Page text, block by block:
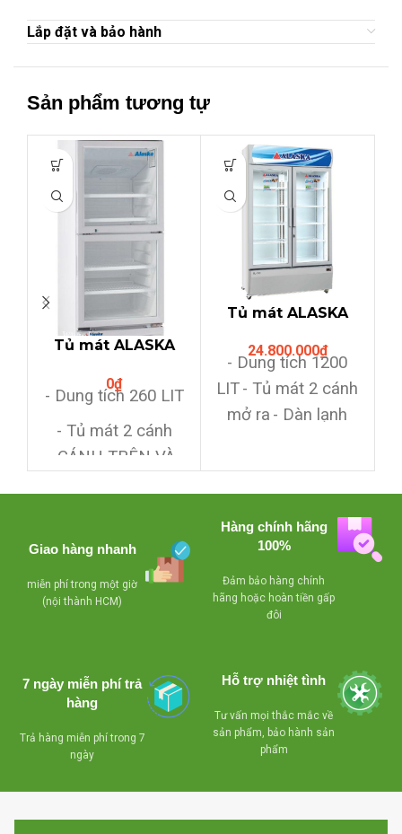
Lắp đặt và bảo hành
Sản phẩm tương tự
Tủ mát ALASKA
(260Lit,2 cánh
TRÊN DƯỚI)
0₫
- Dung tích 260 LIT
- Tủ mát 2 cánh
,CÁNH TRÊN VÀ
- Có quạt đảo hơi
lạnh,có khoá,dùng
giải nhiệt bằng
số lượng nhiều
Tủ mát ALASKA
LIT,ống đồng,Hiển
thị nhiệt độ
24.800.000₫
- Dung tích 1200
LIT- Tủ mát 2 cánh
mở ra - Dàn lạnh
bền,cao cấp tiết
kiệm điện- Có quạt
đảo hơi lạnh,có
khoá,dùng giải nhiệt
bằng block để sưởi
kiếng
Giao hàng nhanh
miễn phí trong một giờ
(nội thành HCM)
Hàng chính hãng
100%
Đảm bảo hàng chính
hãng hoặc hoàn tiền gấp
đôi
7 ngày miễn phí trả
hàng
Trả hàng miễn phí trong 7
ngày
Hỗ trợ nhiệt tình
Tư vấn mọi thắc mắc về
sản phẩm, bảo hành sản
phẩm